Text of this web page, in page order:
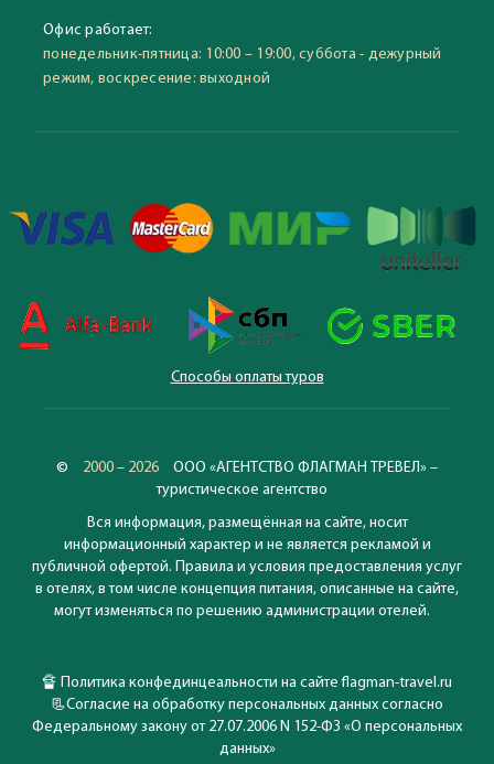
Офис работает:
понедельник-пятница: 10:00 – 19:00, суббота - дежурный
режим, воскресение: выходной
Способы оплаты туров
© 2000 – 2026
ООО «АГЕНТСТВО ФЛАГМАН ТРЕВЕЛ» –
туристическое агентство
Вся информация, размещённая на сайте, носит
информационный характер и не является рекламой и
публичной офертой. Правила и условия предоставления услуг
в отелях, в том числе концепция питания, описанные на сайте,
могут изменяться по решению администрации отелей.
🔏 Политика конфединцеальности на сайте flagman-travel.ru
📃Согласие на обработку персональных данных согласно
Федеральному закону от 27.07.2006 N 152-ФЗ «О персональных
данных»